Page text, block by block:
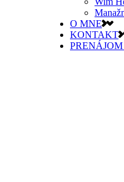
O MNE
KONTAKT